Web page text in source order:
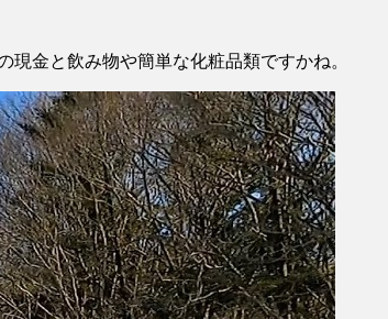
金と飲み物や簡単な化粧品類ですかね。